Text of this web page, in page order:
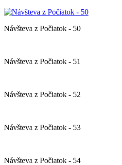
Návšteva z Počiatok - 50
Návšteva z Počiatok - 51
Návšteva z Počiatok - 52
Návšteva z Počiatok - 53
Návšteva z Počiatok - 54